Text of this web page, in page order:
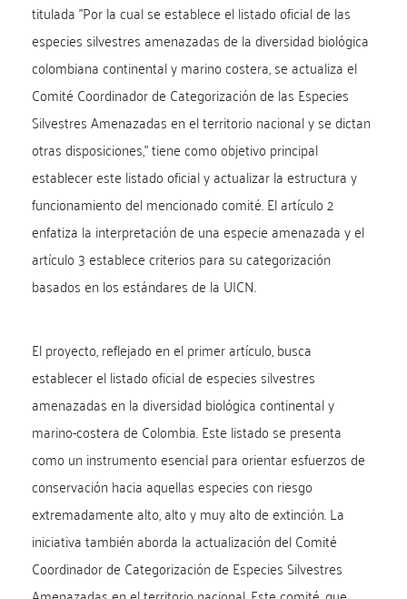
titulada "Por la cual se establece el listado oficial de las
especies silvestres amenazadas de la diversidad biológica
colombiana continental y marino costera, se actualiza el
Comité Coordinador de Categorización de las Especies
Silvestres Amenazadas en el territorio nacional y se dictan
otras disposiciones," tiene como objetivo principal
establecer este listado oficial y actualizar la estructura y
funcionamiento del mencionado comité. El artículo 2
enfatiza la interpretación de una especie amenazada y el
artículo 3 establece criterios para su categorización
basados en los estándares de la UICN.
El proyecto, reflejado en el primer artículo, busca
establecer el listado oficial de especies silvestres
amenazadas en la diversidad biológica continental y
marino-costera de Colombia. Este listado se presenta
como un instrumento esencial para orientar esfuerzos de
conservación hacia aquellas especies con riesgo
extremadamente alto, alto y muy alto de extinción. La
iniciativa también aborda la actualización del Comité
Coordinador de Categorización de Especies Silvestres